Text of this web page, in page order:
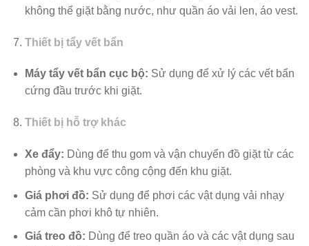
không thể giặt bằng nước, như quần áo vải len, áo vest.
Thiết bị tẩy vết bẩn
Máy tẩy vết bẩn cục bộ: Sử dụng để xử lý các vết bẩn
cứng đầu trước khi giặt.
Thiết bị hỗ trợ khác
Xe đẩy: Dùng để thu gom và vận chuyển đồ giặt từ các
phòng và khu vực công cộng đến khu giặt.
Giá phơi đồ: Sử dụng để phơi các vật dụng vải nhạy
cảm cần phơi khô tự nhiên.
Giá treo đồ: Dùng để treo quần áo và các vật dụng sau